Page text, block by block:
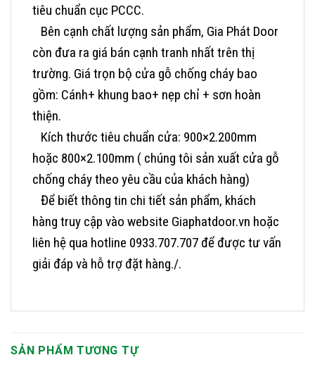
tiêu chuẩn cục PCCC.
Bên cạnh chất lượng sản phẩm, Gia Phát Door
còn đưa ra giá bán cạnh tranh nhất trên thị
trường. Giá trọn bộ cửa gỗ chống cháy bao
gồm: Cánh+ khung bao+ nẹp chỉ + sơn hoàn
thiện.
Kích thước tiêu chuẩn cửa: 900×2.200mm
hoặc 800×2.100mm ( chúng tôi sản xuất cửa gỗ
chống cháy theo yêu cầu của khách hàng)
Để biết thông tin chi tiết sản phẩm, khách
hàng truy cập vào website Giaphatdoor.vn hoặc
liên hệ qua hotline 0933.707.707 để được tư vấn
giải đáp và hỗ trợ đặt hàng./.
SẢN PHẨM TƯƠNG TỰ